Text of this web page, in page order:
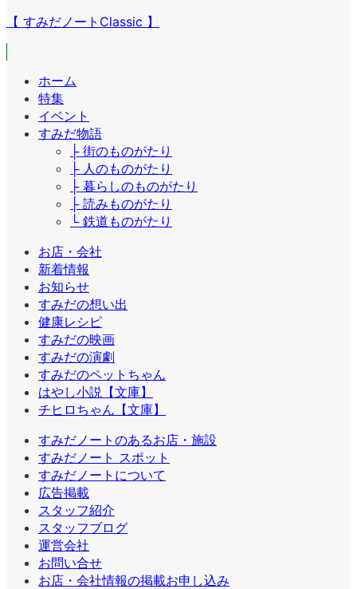
【 すみだノートClassic 】
ホーム
特集
イベント
すみだ物語
├ 街のものがたり
├ 人のものがたり
├ 暮らしのものがたり
├ 読みものがたり
└ 鉄道ものがたり
お店・会社
新着情報
お知らせ
すみだの想い出
健康レシピ
すみだの映画
すみだの演劇
すみだのペットちゃん
はやし小説【文庫】
チヒロちゃん【文庫】
すみだノートのあるお店・施設
すみだノート スポット
すみだノートについて
広告掲載
スタッフ紹介
スタッフブログ
運営会社
お問い合せ
お店・会社情報の掲載お申し込み